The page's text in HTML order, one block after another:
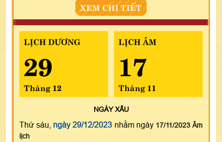
XEM CHI TIẾT
LỊCH DƯƠNG
29
Tháng 12
LỊCH ÂM
17
Tháng 11
NGÀYXẤU
Thứ sáu, ngày 29/12/2023 nhằm ngày 17/11/2023 Âm
lịch